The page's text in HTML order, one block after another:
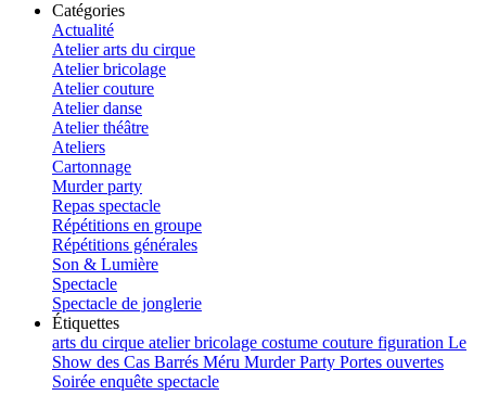
Catégories
Actualité
Atelier arts du cirque
Atelier bricolage
Atelier couture
Atelier danse
Atelier théâtre
Ateliers
Cartonnage
Murder party
Repas spectacle
Répétitions en groupe
Répétitions générales
Son & Lumière
Spectacle
Spectacle de jonglerie
Étiquettes
arts du cirque atelierbricolage costume couture figuration Le
Show des Cas Barrés Méru Murder Party Portes ouvertes
Soirée enquête spectacle